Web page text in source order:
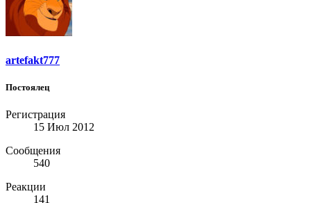
artefakt777
Постоялец
Регистрация
15 Июл 2012
Сообщения
540
Реакции
141